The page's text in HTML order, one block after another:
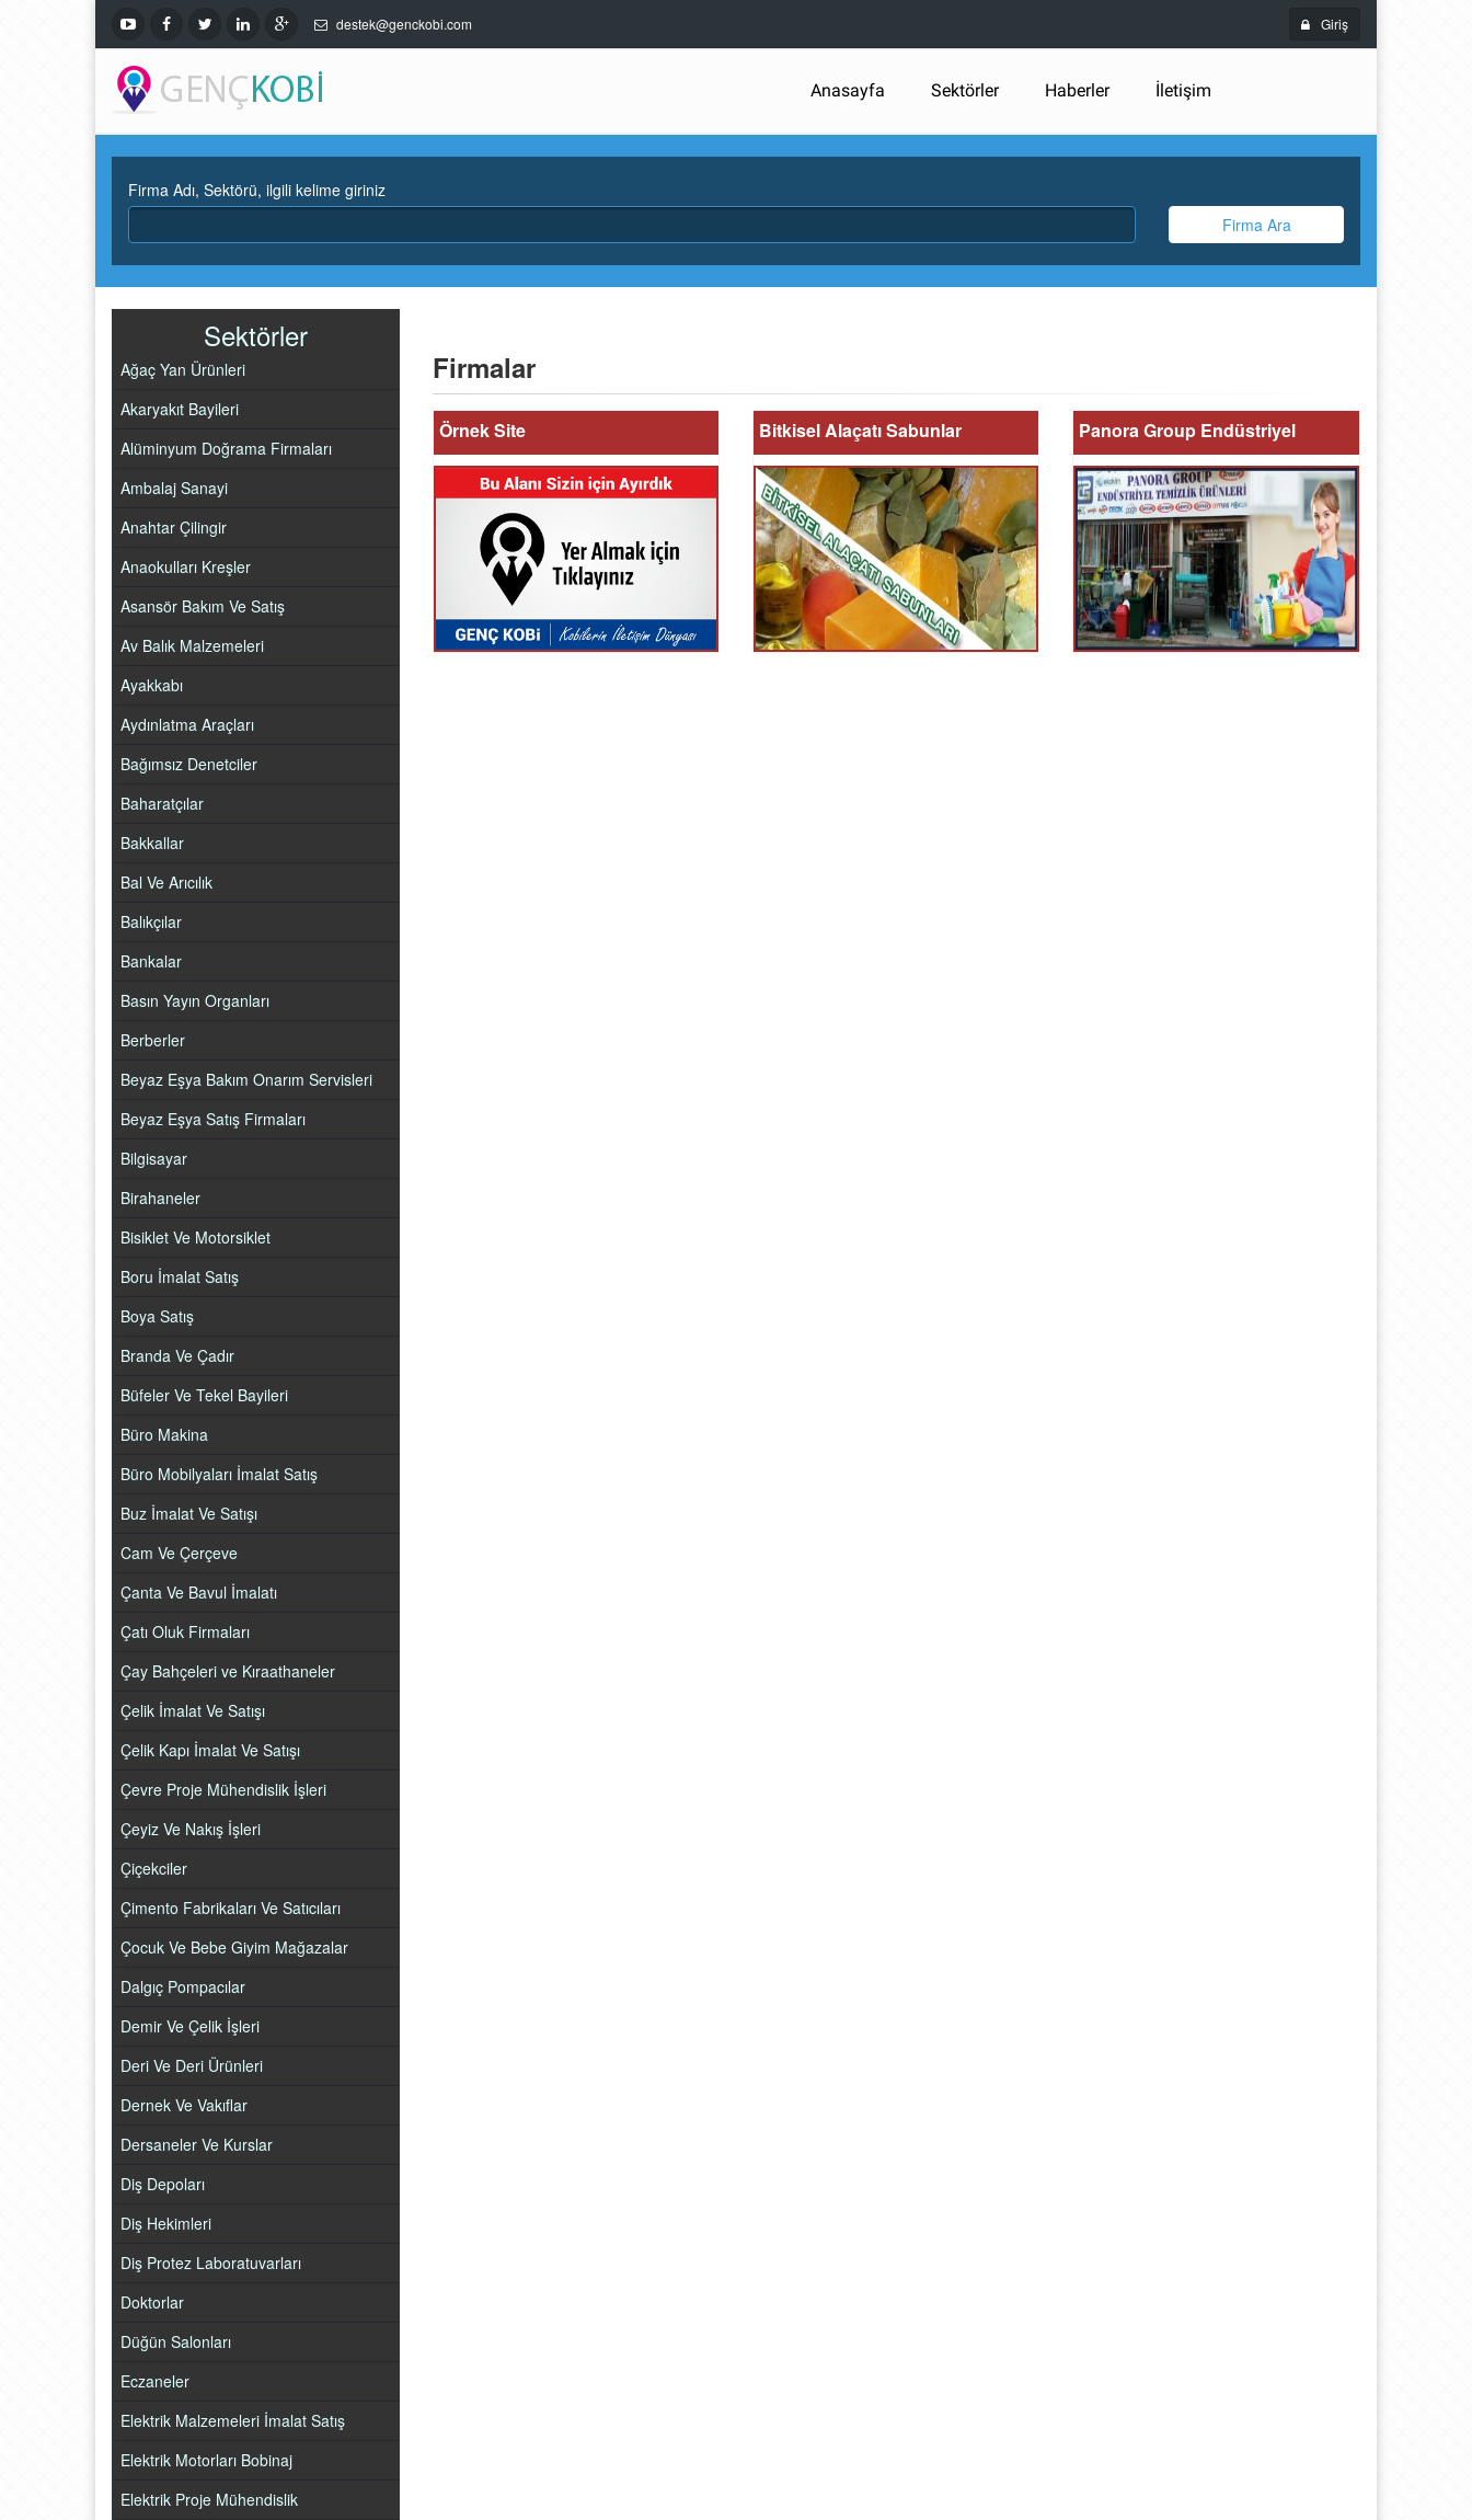
destek@genckobi.com Giriş
Anasayfa Sektörler Haberler İletişim
Firma Adı, Sektörü, ilgili kelime giriniz
Firma Ara
Sektörler
Ağaç Yan Ürünleri
Akaryakıt Bayileri
Alüminyum Doğrama Firmaları
Ambalaj Sanayi
Anahtar Çilingir
Anaokulları Kreşler
Asansör Bakım Ve Satış
Av Balık Malzemeleri
Ayakkabı
Aydınlatma Araçları
Bağımsız Denetciler
Baharatçılar
Bakkallar
Bal Ve Arıcılık
Balıkçılar
Bankalar
Basın Yayın Organları
Berberler
Beyaz Eşya Bakım Onarım Servisleri
Beyaz Eşya Satış Firmaları
Bilgisayar
Birahaneler
Bisiklet Ve Motorsiklet
Boru İmalat Satış
Boya Satış
Branda Ve Çadır
Büfeler Ve Tekel Bayileri
Büro Makina
Büro Mobilyaları İmalat Satış
Buz İmalat Ve Satışı
Cam Ve Çerçeve
Çanta Ve Bavul İmalatı
Çatı Oluk Firmaları
Çay Bahçeleri ve Kıraathaneler
Çelik İmalat Ve Satışı
Çelik Kapı İmalat Ve Satışı
Çevre Proje Mühendislik İşleri
Çeyiz Ve Nakış İşleri
Çiçekciler
Çimento Fabrikaları Ve Satıcıları
Çocuk Ve Bebe Giyim Mağazalar
Dalgıç Pompacılar
Demir Ve Çelik İşleri
Deri Ve Deri Ürünleri
Dernek Ve Vakıflar
Dersaneler Ve Kurslar
Diş Depoları
Diş Hekimleri
Diş Protez Laboratuvarları
Doktorlar
Düğün Salonları
Eczaneler
Elektrik Malzemeleri İmalat Satış
Elektrik Motorları Bobinaj
Elektrik Proje Mühendislik
Firmalar
Örnek Site Bitkisel Alaçatı Sabunlar Panora Group Endüstriyel